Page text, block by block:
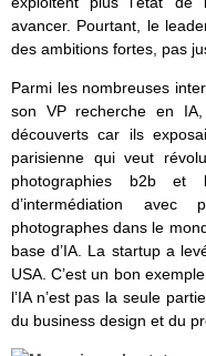
avancer. Pourtant, le
des ambitions fortes, pas
Parmi les nombreuses
son VP recherche en
découverts car ils
parisienne qui veut
photographies b2b et
d’intermédiation
photographes dans le
base d’IA. La startup a
USA. C’est un bon
l’IA n’est pas la seule
du business design et du